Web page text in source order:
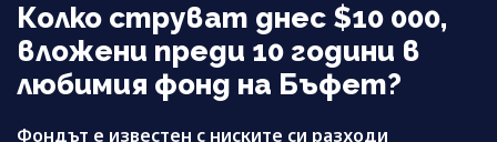
Колко струват днес $10 000,
вложени преди 10 години в
любимия фонд на Бъфет?
Фондът е известен с ниските си разходи